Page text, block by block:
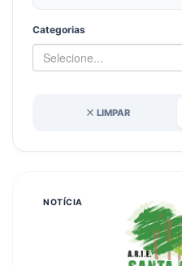
NOTÍCIA
Categorias
Selecione...
close LIMPAR